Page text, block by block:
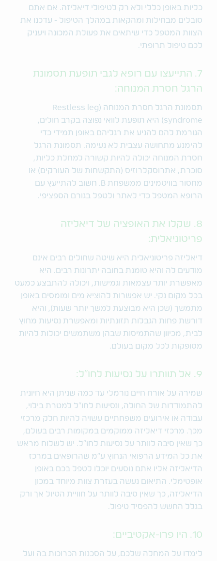
כליות באופן כללי ולא רק לטיפולי דיאליזה. אם אתם
סובלים מבחילות ומהקאות במהלך הטיפול - עדכנו את
הצוות המטפל כדי שיתאים את פעולת המכונה ויעניק
לכם טיפול תרופתי.
7. התייעצו עם רופא לגבי תופעת תסמונת
הרגל חסרת המנוחה:
תסמונת הרגל חסרת המנוחה (Restless leg
syndrome) היא תופעת לוואי נפוצה בקרב חולים,
הגורמת להם להניע את רגליהם באופן תמידי כדי
להימנע מתחושה עצבית לא נעימה. תסמונת הרגל
חסרת המנוחה יכולה להיות קשורה למחלת כליות,
סוכרת, אתרוסקלרוזיס (התקשחות של העורקים) או
מחסור בוויטמינים ממשפחת B. חשוב להתייעץ עם
הרופא המטפל כדי לאתר ולטפל בגורם הספציפי.
8. שקלו את האופציה של דיאליזה
פריטוניאלית:
דיאליזה פריטוניאלית היא שיטה שחולים רבים אינם
מודעים לה והיא טומנת בחובה יתרונות רבים. היא
מאפשרת יותר עצמאות וגמישות, ויכולה להתבצע כמעט
בכל מקום נקי. יש אפשרות להוציא מים ומומסים באופן
מתמשך (שכן היא מבוצעת למשך יותר שעות), והיא
דורשת פחות הגבלות תזונתיות ומאפשרת נסיעות מחוץ
לבית, מכיוון שהתמיסות שבהן משתמשים יכולות להיות
מסופקות לכל מקום בעולם.
9. אל תוותרו על נסיעות לחו"ל:
שמירה על אורח חיים נורמלי עד כמה שניתן היא חיונית
להתמודדות של החולה, ונסיעות לחו"ל למטרת בילוי,
עבודה או אירועים משפחתיים עשויה להיות חלק מרכזי
מכך. מרכזי דיאליזה ממוקמים במקומות רבים בעולם,
כך שאין סיבה לוותר על נסיעות לחו"ל. יש לשלוח מראש
את כל המידע הרפואי הנחוץ ע"מ שהרופאים במרכז
הדיאליזה אליו אתם נוסעים יוכלו לטפל בכם באופן
אופטימלי. התיאום נעשה בעזרת צוות מיוחד במכון
הדיאליזה, כך שאין סיבה לוותר על חוויית הטיול אך ורק
בגלל החשש להפסיד טיפול.
10. היו פרו-אקטיביים:
לימדו על המחלה שלכם, על הסכנות הכרוכות בה ועל